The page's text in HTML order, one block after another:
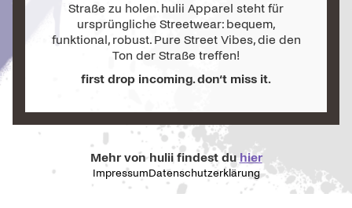
Straße zu holen. hulii Apparel steht für
ursprüngliche Streetwear: bequem,
funktional, robust. Pure Street Vibes, die den
Ton der Straße treffen!
first drop incoming. don‘t miss it.
Mehr von hulii findest duhier
ImpressumDatenschutzerklärung